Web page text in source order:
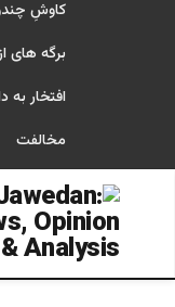
کاوشِ
برگه های
افتخار به
مخالفت
جستجو برای